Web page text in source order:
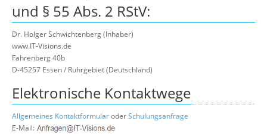
Wissen
Über uns
und § 55 Abs. 2 RStV:
Dr. Holger Schwichtenberg (Inhaber)
www.IT-Visions.de
Fahrenberg 40b
D-45257 Essen / Ruhrgebiet (Deutschland)
Elektronische Kontaktwege
Allgemeines KontaktformularoderSchulungsanfrage
E-Mail: